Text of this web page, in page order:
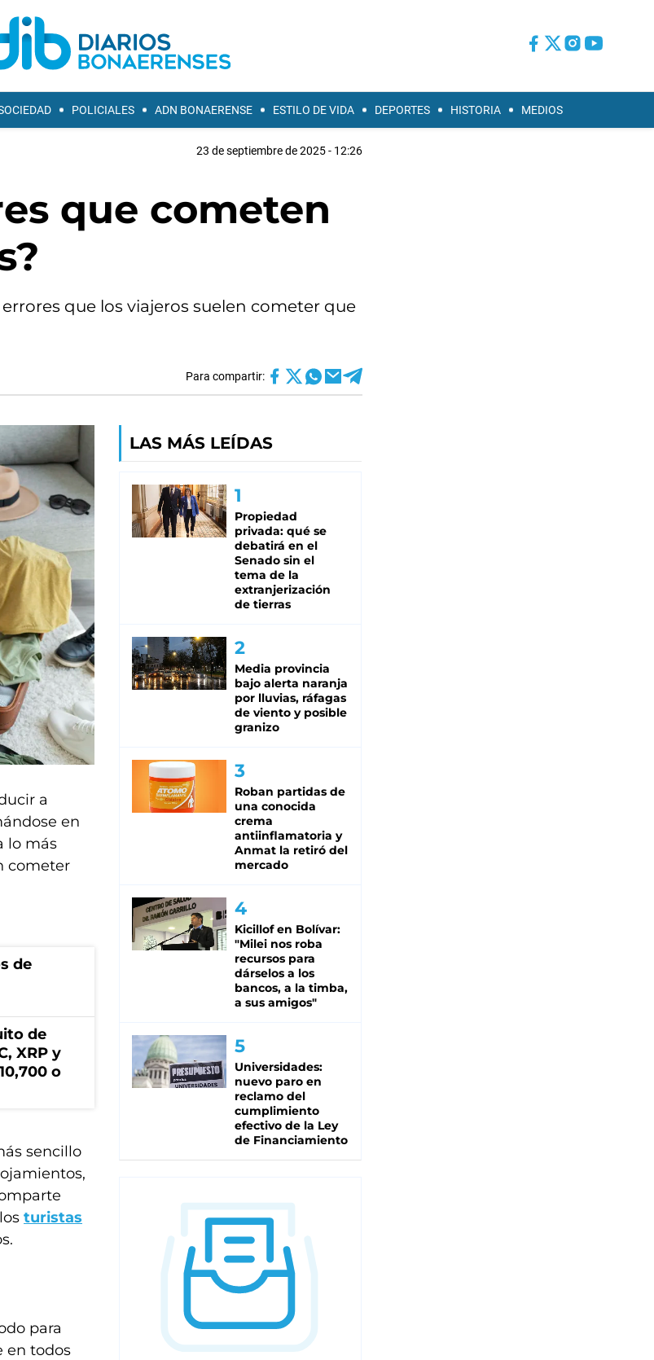
POLICIALES ADN BONAERENSE ESTILO DE VIDA DEPORTES HISTORIA MEDIOS
23 de septiembre de 2025 - 12:26
que cometen
que los viajeros suelen cometer que
Para compartir:
a
en
lo más
cometer
de
de
XRP y
o
sencillo
turistas
para
en todos
LAS MÁS LEÍDAS
Propiedad
privada: qué se
debatirá en el
Senado sin el
tema de la
extranjerización
de tierras
Media provincia
bajo alerta naranja
por lluvias, ráfagas
de viento y posible
granizo
Roban partidas de
una conocida
crema
antiinflamatoria y
Anmat la retiró del
mercado
Kicillof en Bolívar:
"Milei nos roba
recursos para
dárselos a los
bancos, a la timba,
a sus amigos"
Universidades:
nuevo paro en
reclamo del
cumplimiento
efectivo de la Ley
de Financiamiento